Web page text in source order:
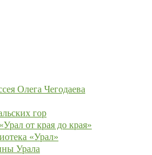
Олега Чегодаева
гор
от края до края»
«Урал»
Урала